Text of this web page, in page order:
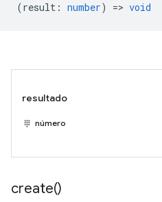
(result : number) => void
resultado
número
create()